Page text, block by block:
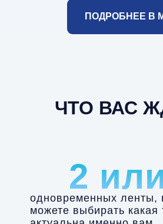
ПОДРОБНЕЕ В
ЧТО ВАС
одновременных ленты,
можете выбирать какая
2